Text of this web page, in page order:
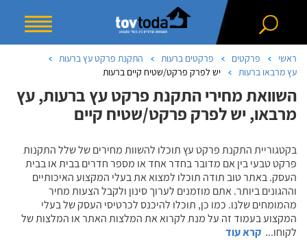
ראשי פרקטים פרקטים ברעות
התקנת פרקט עץ ברעות
עץ מרבאו ברעות
יש לפרק פרקט/שטיח קיים ברעות
השוואת מחירי התקנת פרקט עץ ברעות, עץ
מרבאו, יש לפרק פרקט/שטיח קיים
בקטגוריית התקנת פרקט עץ תוכלו להשוות מחירים של שלל התקנות
פרקט טבעי בין אם מדובר בחדר אחד או מספר חדרים בבית או בבית
העסק. באתר טוב תודה תוכלו למצוא את בעלי המקצוע האיכותיים
וההגונים ביותר. אתם מוזמנים לערוך סינון ולקבל הצעות מחיר
מהמומחים שלנו. כמו כן, תוכלו להיכנס לכרטיסי העסק של בעלי
המקצוע בעמוד זה על מנת לקרוא את המלצות האתר או המלצות של
לקוחו... קרא עוד